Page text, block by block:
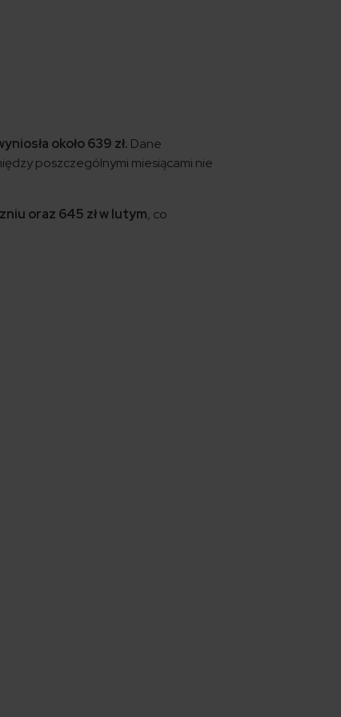
około 639 zł. Dane
poszczególnymi miesiącami nie
oraz 645 zł w lutym, co